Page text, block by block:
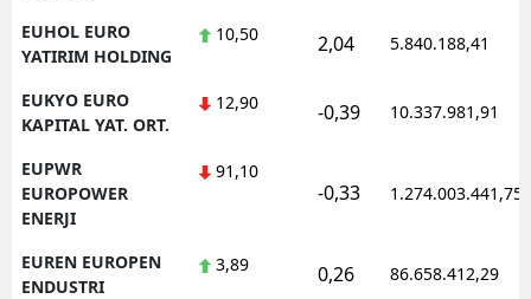
EUHOL EURO
YATIRIM HOLDING
10,50 2,04 5.840.188,41
EUKYO EURO
KAPITAL YAT. ORT.
12,90 -0,39 10.337.981,91
EUPWR
EUROPOWER
ENERJI
91,10
-0,33 1.274.003.441,75
EUREN EUROPEN
ENDUSTRI
3,89 0,26 86.658.412,29